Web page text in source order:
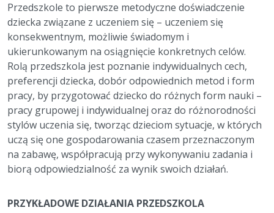
Przedszkole to pierwsze metodyczne doświadczenie
dziecka związane z uczeniem się – uczeniem się
konsekwentnym, możliwie świadomym i
ukierunkowanym na osiągnięcie konkretnych celów.
Rolą przedszkola jest poznanie indywidualnych cech,
preferencji dziecka, dobór odpowiednich metod i form
pracy, by przygotować dziecko do różnych form nauki –
pracy grupowej i indywidualnej oraz do różnorodności
stylów uczenia się, tworząc dzieciom sytuacje, w których
uczą się one gospodarowania czasem przeznaczonym
na zabawę, współpracują przy wykonywaniu zadania i
biorą odpowiedzialność za wynik swoich działań.
PRZYKŁADOWE DZIAŁANIA PRZEDSZKOLA